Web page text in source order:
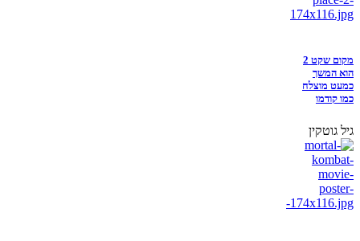
מקום שקט 2
הוא המשך
כמעט מוצלח
כמו קודמו
גיל גוטקין